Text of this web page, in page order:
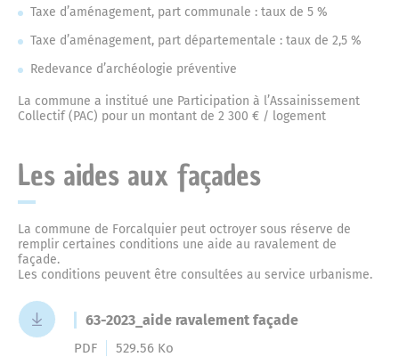
Taxe d’aménagement, part communale : taux de 5 %
Taxe d’aménagement, part départementale : taux de 2,5 %
Redevance d’archéologie préventive
La commune a institué une Participation à l’Assainissement
Collectif (PAC) pour un montant de 2 300 € / logement
Les aides aux façades
La commune de Forcalquier peut octroyer sous réserve de
remplir certaines conditions une aide au ravalement de
façade.
Les conditions peuvent être consultées au service urbanisme.
63-2023_aide ravalement façade
PDF 529.56 Ko